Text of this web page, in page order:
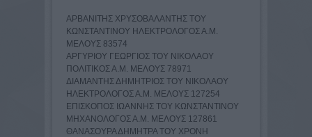
ΑΡΒΑΝΙΤΗΣ ΧΡΥΣΟΒΑΛΑΝΤΗΣ ΤΟΥ
ΚΩΝΣΤΑΝΤΙΝΟΥ ΗΛΕΚΤΡΟΛΟΓΟΣ Α.Μ.
ΜΕΛΟΥΣ 83574
ΑΡΓΥΡΙΟΥ ΓΕΩΡΓΙΟΣ ΤΟΥ ΝΙΚΟΛΑΟΥ
ΠΟΛΙΤΙΚΟΣ Α.Μ. ΜΕΛΟΥΣ 78971
ΔΙΑΜΑΝΤΗΣ ΔΗΜΗΤΡΙΟΣ ΤΟΥ ΝΙΚΟΛΑΟΥ
ΗΛΕΚΤΡΟΛΟΓΟΣ Α.Μ. ΜΕΛΟΥΣ 127254
ΕΠΙΣΚΟΠΟΣ ΙΩΑΝΝΗΣ ΤΟΥ ΚΩΝΣΤΑΝΤΙΝΟΥ
ΜΗΧΑΝΟΛΟΓΟΣ Α.Μ. ΜΕΛΟΥΣ 127861
ΘΑΝΑΣΟΥΡΑ ΔΗΜΗΤΡΑ ΤΟΥ ΧΡΟΝΗ